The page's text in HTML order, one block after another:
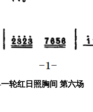
轮红日照胸间 第六场